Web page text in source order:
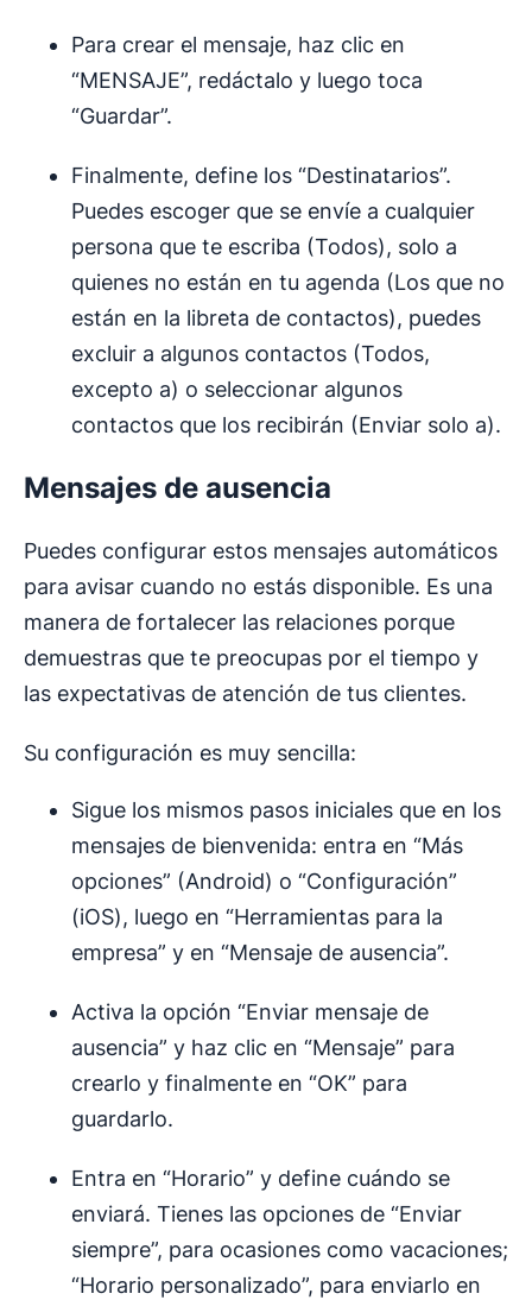
Para crear el mensaje, haz clic en
“MENSAJE”, redáctalo y luego toca
“Guardar”.
Finalmente, define los “Destinatarios”.
Puedes escoger que se envíe a cualquier
persona que te escriba (Todos), solo a
quienes no están en tu agenda (Los que no
están en la libreta de contactos), puedes
excluir a algunos contactos (Todos,
excepto a) o seleccionar algunos
contactos que los recibirán (Enviar solo a).
Mensajes de ausencia
Puedes configurar estos mensajes automáticos
para avisar cuando no estás disponible. Es una
manera de fortalecer las relaciones porque
demuestras que te preocupas por el tiempo y
las expectativas de atención de tus clientes.
Su configuración es muy sencilla:
Sigue los mismos pasos iniciales que en los
mensajes de bienvenida: entra en “Más
opciones” (Android) o “Configuración”
(iOS), luego en “Herramientas para la
empresa” y en “Mensaje de ausencia”.
Activa la opción “Enviar mensaje de
ausencia” y haz clic en “Mensaje” para
crearlo y finalmente en “OK” para
guardarlo.
Entra en “Horario” y define cuándo se
enviará. Tienes las opciones de “Enviar
siempre”, para ocasiones como vacaciones;
“Horario personalizado”, para enviarlo en